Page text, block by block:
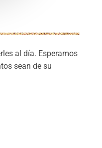
al día. Esperamos
sean de su